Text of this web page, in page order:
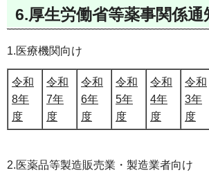
6.厚生労働省等薬事関係通
1.医療機関向け
令和
8年
度
令和
7年
度
令和
6年
度
令和
5年
度
令和
4年
度
令和
3年
度
2.医薬品等製造販売業・製造業者向け